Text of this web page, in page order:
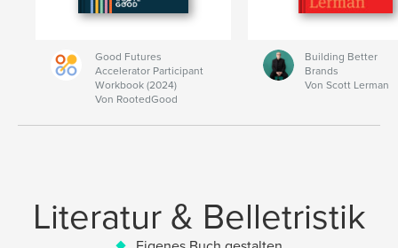
Good Futures
Accelerator Participant
Workbook (2024)
Von RootedGood
Building Better
Brands
Von Scott Lerman
Literatur & Belletristik